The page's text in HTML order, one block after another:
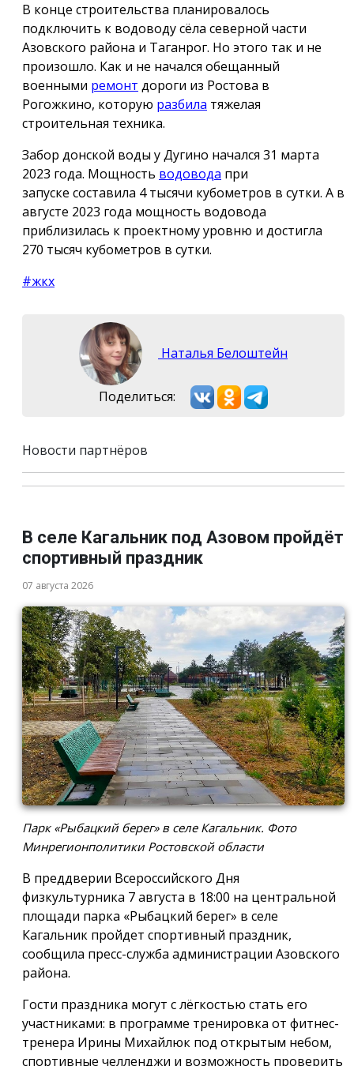
В конце строительства планировалось
подключить к водоводу сёла северной части
Азовского района и Таганрог. Но этого так и не
произошло. Как и не начался обещанный
военными ремонт дороги из Ростова в
Рогожкино, которую разбила тяжелая
строительная техника.
Забор донской воды у Дугино начался 31 марта
2023 года. Мощность водовода при
запуске составила 4 тысячи кубометров в сутки. А в
августе 2023 года мощность водовода
приблизилась к проектному уровню и достигла
270 тысяч кубометров в сутки.
#жкх
Наталья Белоштейн
Поделиться:
Новости партнёров
В селе Кагальник под Азовом пройдёт
спортивный праздник
07 августа 2026
Парк «Рыбацкий берег» в селе Кагальник. Фото
Минрегионполитики Ростовской области
В преддверии Всероссийского Дня
физкультурника 7 августа в 18:00 на центральной
площади парка «Рыбацкий берег» в селе
Кагальник пройдет спортивный праздник,
сообщила пресс-служба администрации Азовского
района.
Гости праздника могут с лёгкостью стать его
участниками: в программе тренировка от фитнес-
тренера Ирины Михайлюк под открытым небом,
спортивные челленджи и возможность проверить